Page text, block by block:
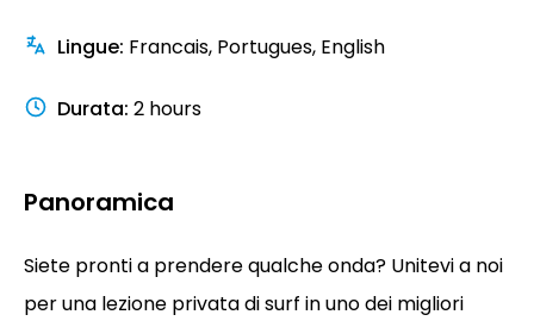
Lingue: Francais, Portugues, English
Durata: 2 hours
Panoramica
Siete pronti a prendere qualche onda? Unitevi a noi
per una lezione privata di surf in uno dei migliori